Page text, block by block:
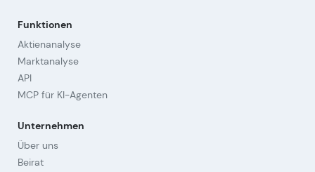
Funktionen
Aktienanalyse
Marktanalyse
API
MCP für KI-Agenten
Unternehmen
Über uns
Beirat